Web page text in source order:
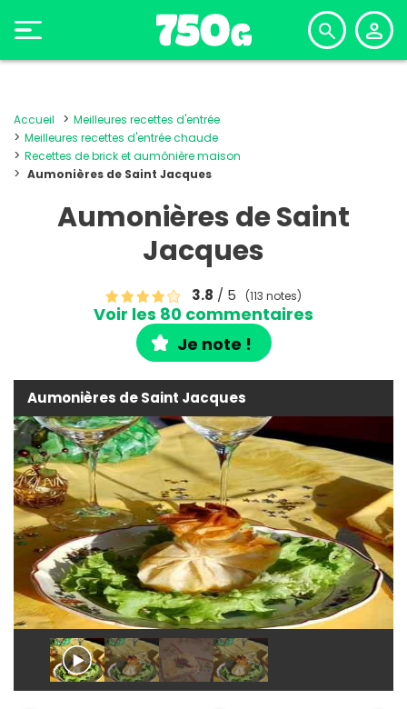
Accueil
Meilleures recettes d'entrée
Meilleures recettes d'entrée chaude
Recettes de brick et aumônière maison
Aumonières de Saint Jacques
Aumonières de Saint
Jacques
3.8 / 5 (113 notes)
Voir les 80 commentaires
Je note !
Aumonières de Saint Jacques